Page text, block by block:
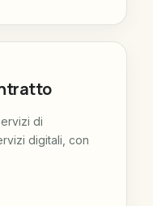
di
digitali, con